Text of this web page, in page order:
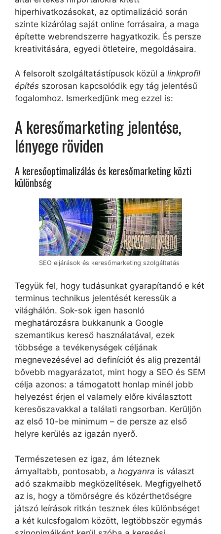
hiperhivatkozásokat, az optimalizáció során
szinte kizárólag saját online forrásaira, a maga
építette webrendszerre hagyatkozik. És persze
kreativitására, egyedi ötleteire, megoldásaira.
A felsorolt szolgáltatástípusok közül a linkprofil
építés szorosan kapcsolódik egy tág jelentésű
fogalomhoz. Ismerkedjünk meg ezzel is:
A keresőmarketing jelentése,
lényege röviden
A keresőoptimalizálás és keresőmarketing közti
különbség
SEO eljárások és keresőmarketing szolgáltatás
Tegyük fel, hogy tudásunkat gyarapítandó e két
terminus technikus jelentését keressük a
világhálón. Sok-sok igen hasonló
meghatározásra bukkanunk a Google
szemantikus kereső használatával, ezek
többsége a tevékenységek céljának
megnevezésével ad definíciót és alig prezentál
bővebb magyarázatot, mint hogy a SEO és SEM
célja azonos: a támogatott honlap minél jobb
helyezést érjen el valamely előre kiválasztott
keresőszavakkal a találati rangsorban. Kerüljön
az első 10-be minimum – de persze az első
helyre kerülés az igazán nyerő.
Természetesen ez igaz, ám léteznek
árnyaltabb, pontosabb, a hogyanra is választ
adó szakmaibb megközelítések. Megfigyelhető
az is, hogy a tömörségre és közérthetőségre
játszó leírások ritkán tesznek éles különbséget
a két kulcsfogalom között, legtöbbször egymás